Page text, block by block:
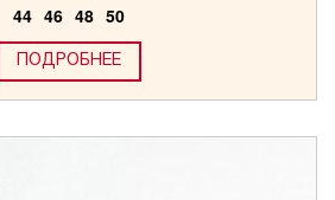
44 46 48 50
ПОДРОБНЕЕ